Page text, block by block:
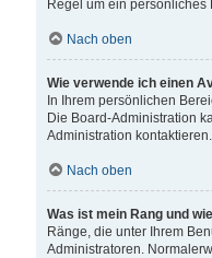
Regel um ein
Nach oben
Wie verwende ich einen
In Ihrem persönlichen
Die Board-Administration
Administration kontaktieren.
Nach oben
Was ist mein Rang und
Ränge, die unter Ihrem
Administratoren.